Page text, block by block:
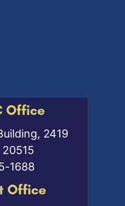
Office
2419
20515
1688
Office